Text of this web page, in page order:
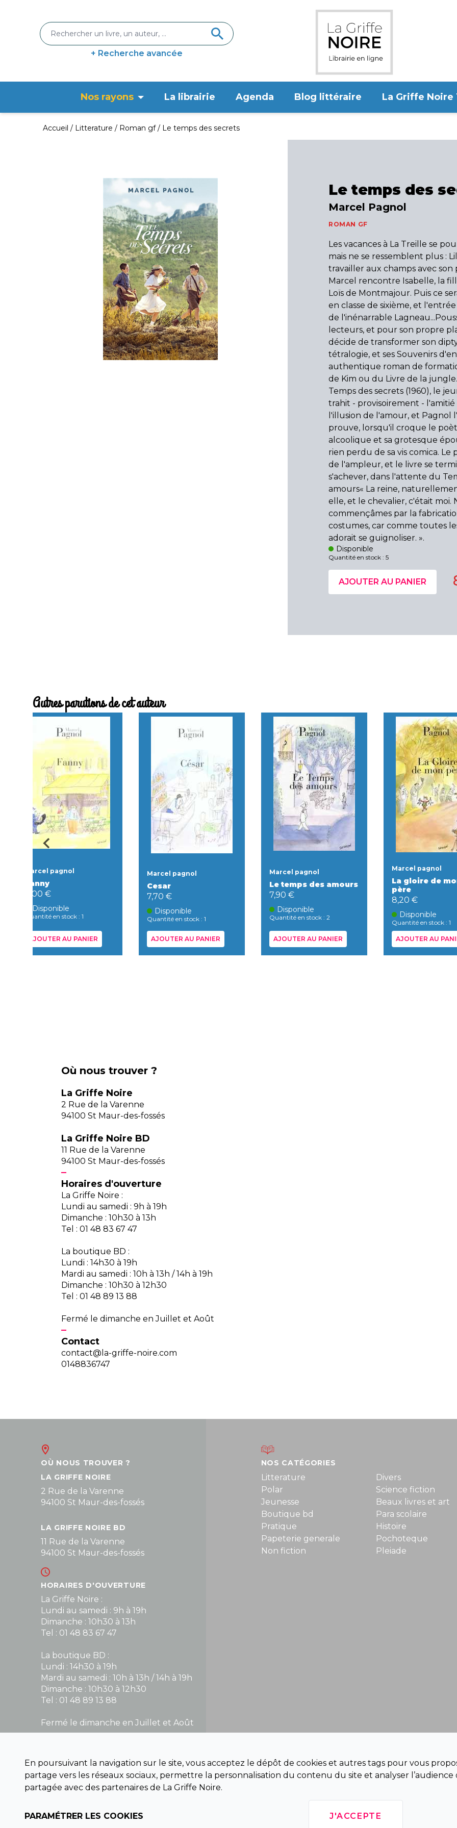
+ Recherche avancée
Nos rayons La librairie Agenda Blog littéraire La Griffe Noire
Accueil Litterature Roman gf Le temps des secrets
Le temps des
Marcel Pagnol
ROMAN GF
Les vacances à La Treille se
mais ne se ressemblent plus :
travailler aux champs avec son
Marcel rencontre Isabelle, la
Loïs de Montmajour. Puis ce
en classe de sixième, et
de l'inénarrable
lecteurs, et pour son propre
décide de transformer son
tétralogie, et ses Souvenirs
authentique roman de
de Kim ou du Livre de la
Temps des secrets (1960), le
trahit - provisoirement -
l'illusion de l'amour, et Pagnol
prouve, lorsqu'il croque le
alcoolique et sa grotesque
rien perdu de sa vis comica. Le
de l'ampleur, et le livre se
s'achever, dans l'attente du
amours« La reine,
elle, et le chevalier, c'était moi.
commençâmes par la
costumes, car comme toutes
adorait se guignoliser. ».
Disponible
Quantité en stock : 5
AJOUTER AU PANIER
Autres parutions de cet auteur
Marcel pagnol
Fanny
8,00 €
Disponible
Quantité en stock : 1
AJOUTER AU PANIER
Marcel pagnol
Cesar
7,70 €
Disponible
Quantité en stock : 1
AJOUTER AU PANIER
Marcel pagnol
Le temps des amours
7,90 €
Disponible
Quantité en stock : 2
AJOUTER AU PANIER
Marcel pagnol
La gloire de
père
8,20 €
Disponible
Quantité en stock : 1
AJOUTER AU
Où nous trouver ?
La Griffe Noire
2 Rue de la Varenne
94100 St Maur-des-fossés
La Griffe Noire BD
11 Rue de la Varenne
94100 St Maur-des-fossés
Horaires d'ouverture
La Griffe Noire :
Lundi au samedi : 9h à 19h
Dimanche : 10h30 à 13h
Tel : 01 48 83 67 47
La boutique BD :
Lundi : 14h30 à 19h
Mardi au samedi : 10h à 13h / 14h à 19h
Dimanche : 10h30 à 12h30
Tel : 01 48 89 13 88
Fermé le dimanche en Juillet et Août
Contact
contact@la-griffe-noire.com
0148836747
OÙ NOUS TROUVER ?
LA GRIFFE NOIRE
2 Rue de la Varenne
94100 St Maur-des-fossés
LA GRIFFE NOIRE BD
11 Rue de la Varenne
94100 St Maur-des-fossés
HORAIRES D'OUVERTURE
La Griffe Noire :
Lundi au samedi : 9h à 19h
Dimanche : 10h30 à 13h
Tel : 01 48 83 67 47
La boutique BD :
Lundi : 14h30 à 19h
Mardi au samedi : 10h à 13h / 14h à 19h
Dimanche : 10h30 à 12h30
Tel : 01 48 89 13 88
Fermé le dimanche en Juillet et Août
contact@la-griffe-noire.com
NOS CATÉGORIES
Litterature
Polar
Jeunesse
Boutique bd
Pratique
Papeterie generale
Non fiction
Divers
Science fiction
Beaux livres et art
Para scolaire
Histoire
Pochoteque
Pleiade
En poursuivant la navigation sur le site, vous acceptez le dépôt de cookies et autres tags pour vous
partage vers les réseaux sociaux, permettre la personnalisation du contenu du site et analyser
partagée avec des partenaires de La Griffe Noire.
PARAMÉTRER LES COOKIES J'ACCEPTE